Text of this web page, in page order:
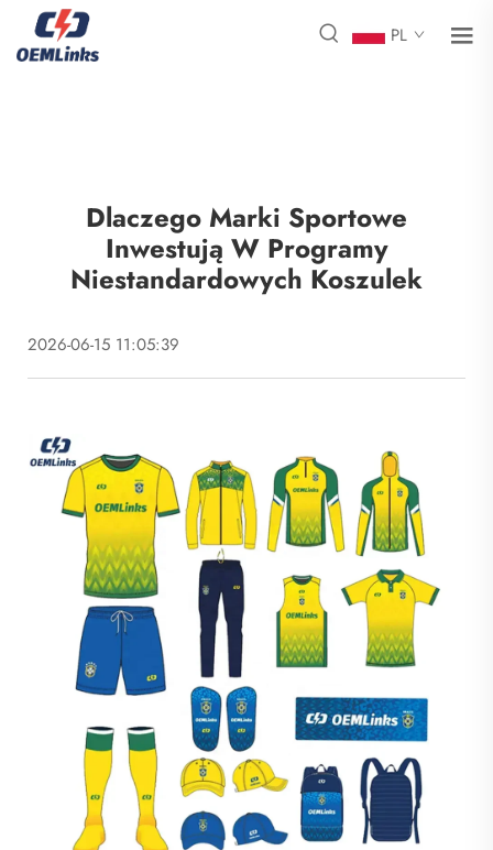
PL
Dlaczego Marki Sportowe
Inwestują W Programy
Niestandardowych Koszulek
2026-06-15 11:05:39